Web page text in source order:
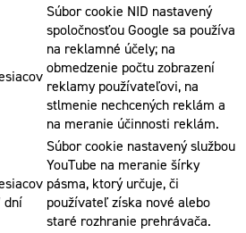
Súbor cookie NID nastavený
spoločnosťou Google sa používa
na reklamné účely; na
obmedzenie počtu zobrazení
reklamy používateľovi, na
stlmenie nechcených reklám a
na meranie účinnosti reklám.
dní
Súbor cookie nastavený službou
YouTube na meranie šírky
pásma, ktorý určuje, či
používateľ získa nové alebo
staré rozhranie prehrávača.